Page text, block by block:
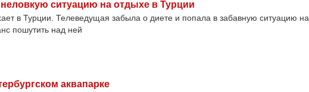
ситуацию на отдыхе в Турции
в Турции. Телеведущая забыла о диете и попала в забавную ситуацию на
пошутить над ней
аквапарке